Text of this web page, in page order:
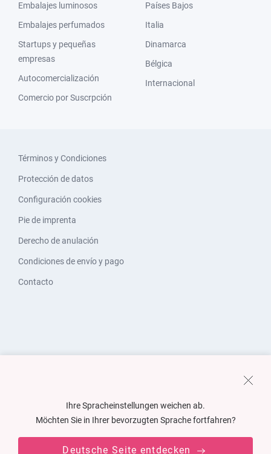
Embalajes luminosos
Embalajes perfumados
Startups y pequeñas
empresas
Autocomercialización
Comercio por Suscrpción
Países Bajos
Italia
Dinamarca
Bélgica
Internacional
Términos y Condiciones
Protección de datos
Configuración cookies
Pie de imprenta
Derecho de anulación
Condiciones de envío y pago
Contacto
Ihre Spracheinstellungen weichen ab.
Möchten Sie in Ihrer bevorzugten Sprache fortfahren?
Deutsche Seite entdecken